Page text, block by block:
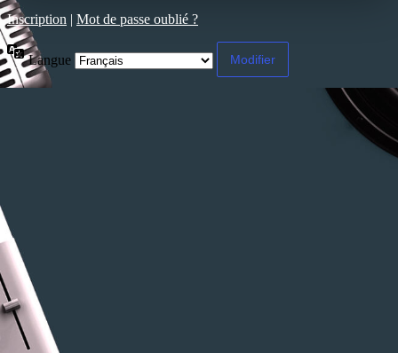
Inscription | Mot de passe oublié ?
Langue